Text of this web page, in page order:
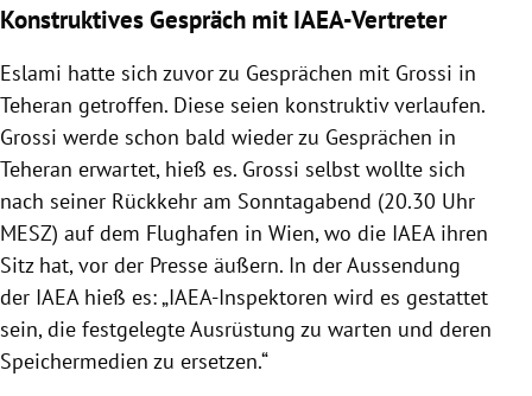
Konstruktives Gespräch mit IAEA-Vertreter
Eslami hatte sich zuvor zu Gesprächen mit Grossi in
Teheran getroffen. Diese seien konstruktiv verlaufen.
Grossi werde schon bald wieder zu Gesprächen in
Teheran erwartet, hieß es. Grossi selbst wollte sich
nach seiner Rückkehr am Sonntagabend (20.30 Uhr
MESZ) auf dem Flughafen in Wien, wo die IAEA ihren
Sitz hat, vor der Presse äußern. In der Aussendung
der IAEA hieß es: „IAEA-Inspektoren wird es gestattet
sein, die festgelegte Ausrüstung zu warten und deren
Speichermedien zu ersetzen.“